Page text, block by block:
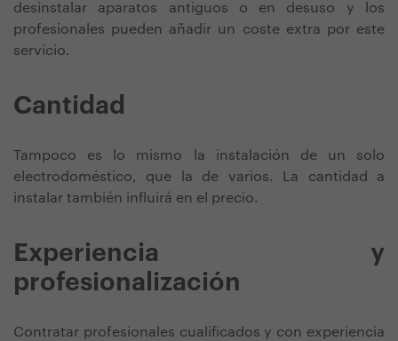
desinstalar aparatos antiguos o en desuso y los
profesionales pueden añadir un coste extra por este
servicio.
Cantidad
Tampoco es lo mismo la instalación de un solo
electrodoméstico, que la de varios. La cantidad a
instalar también influirá en el precio.
Experiencia y
profesionalización
Contratar profesionales cualificados y con experiencia